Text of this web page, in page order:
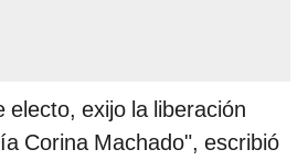
electo, exijo la liberación
Corina Machado", escribió